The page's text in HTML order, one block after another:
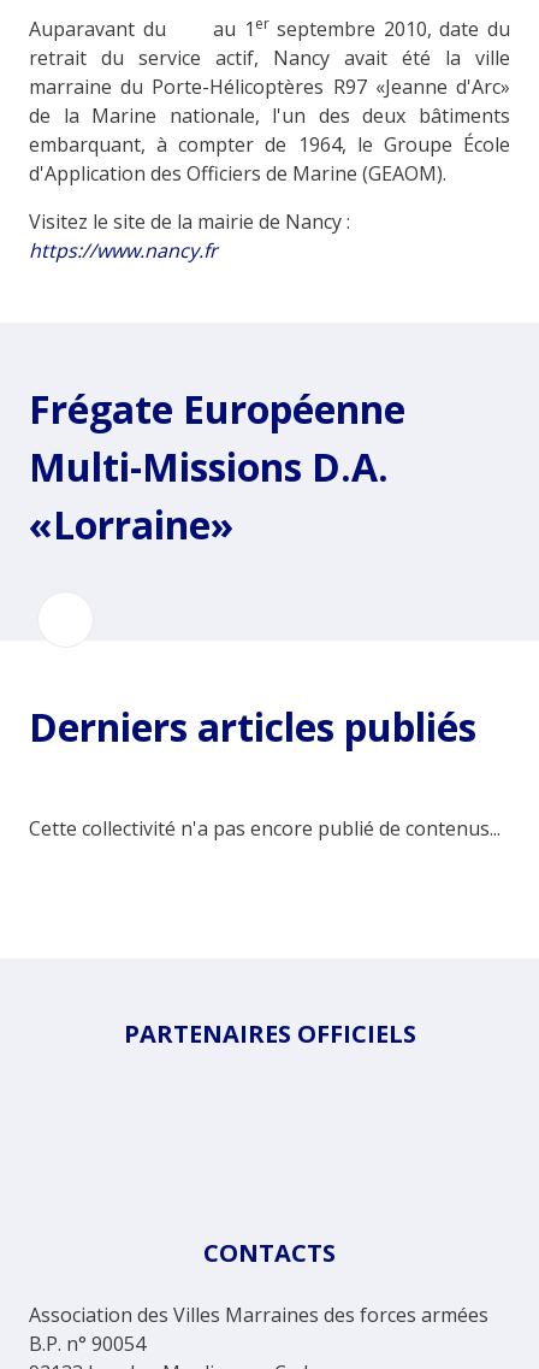
Auparavant du au 1 erseptembre 2010, date du
retrait du service actif, Nancy avait été la ville
marraine du Porte-Hélicoptères R97 «Jeanne d'Arc»
de la Marine nationale, l'un des deux bâtiments
embarquant, à compter de 1964, le Groupe École
d'Application des Officiers de Marine (GEAOM).
Visitez le site de la mairie de Nancy :
https://www.nancy.fr
Frégate Européenne
Multi-Missions D.A.
«Lorraine»
Derniers articles publiés
Cette collectivité n'a pas encore publié de contenus...
PARTENAIRES OFFICIELS
CONTACTS
Association des Villes Marraines des forces armées
B.P. n° 90054